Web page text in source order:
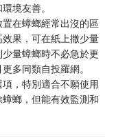
境友善。
在蟑螂經常出沒的區
果，可在紙上撒少量
量蟑螂時不必急於更
多同類自投羅網。
，特別適合不願使用
螂，但能有效監測和